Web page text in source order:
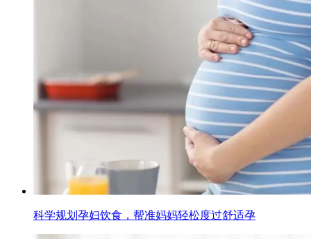
科学规划孕妇饮食，帮准妈妈轻松度过舒适孕